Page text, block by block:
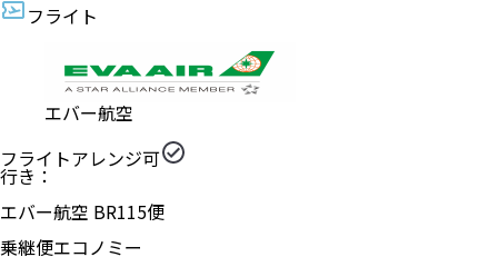
フライト
エバー航空
フライトアレンジ可
行き：
エバー航空 BR115便
乗継便エコノミー